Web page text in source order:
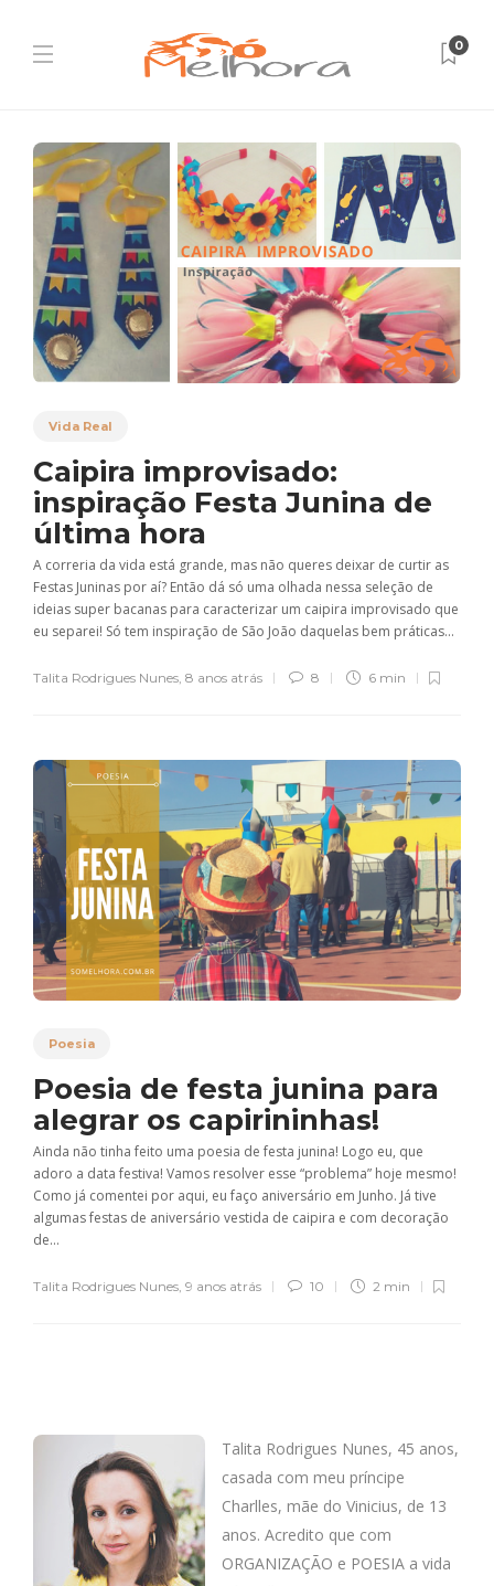
0
Vida Real
Caipira improvisado:
inspiração Festa Junina de
última hora
A correria da vida está grande, mas não queres deixar de curtir as
Festas Juninas por aí? Então dá só uma olhada nessa seleção de
ideias super bacanas para caracterizar um caipira improvisado que
eu separei! Só tem inspiração de São João daquelas bem práticas...
Talita Rodrigues Nunes, 8 anos atrás 8 6 min
Poesia
Poesia de festa junina para
alegrar os capirininhas!
Ainda não tinha feito uma poesia de festa junina! Logo eu, que
adoro a data festiva! Vamos resolver esse “problema” hoje mesmo!
Como já comentei por aqui, eu faço aniversário em Junho. Já tive
algumas festas de aniversário vestida de caipira e com decoração
de...
Talita Rodrigues Nunes, 9 anos atrás 10 2 min
Talita Rodrigues Nunes, 45 anos,
casada com meu príncipe
Charlles, mãe do Vinicius, de 13
anos. Acredito que com
ORGANIZAÇÃO e POESIA a vida